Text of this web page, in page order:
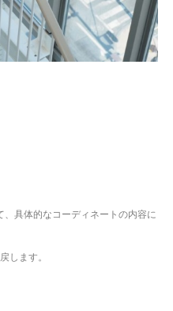
具体的なコーディネートの内容に
します。